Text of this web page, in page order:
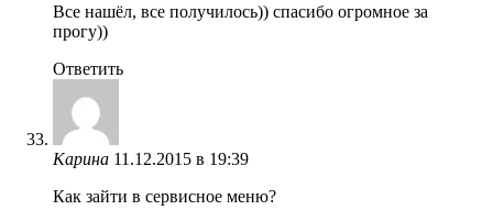
Все нашёл, все получилось)) спасибо огромное за
прогу))
Ответить
Карина 11.12.2015 в 19:39
Как зайти в сервисное меню?